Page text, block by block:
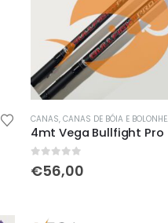
NOVIDADES,ÚLTIMAS ENTRADAS
CANAS, CANAS DE BÓIA E BOLONHESA
4mt Vega Bullfight Pro
out of 5
€56,00